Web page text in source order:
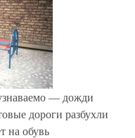
— дожди
дороги разбухли
на обувь